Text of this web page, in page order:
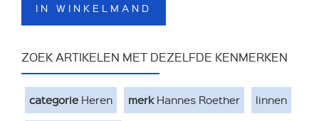
IN WINKELMAND
ZOEK ARTIKELEN MET DEZELFDE KENMERKEN
categorie Heren merkHannes Roether linnen